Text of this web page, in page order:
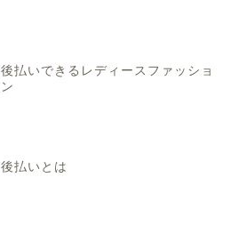
後払いできるレディースファッショ
ン
後払いとは